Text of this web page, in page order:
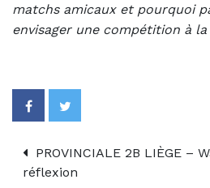
matchs amicaux et pourquoi
envisager une compétition à la
PROVINCIALE 2B LIÈGE –
réflexion